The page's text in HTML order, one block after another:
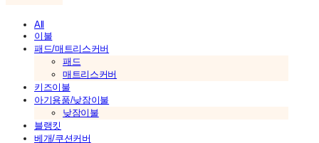
All
이불
패드/매트리스커버
패드
매트리스커버
키즈이불
아기용품/낮잠이불
낮잠이불
블랭킷
베개/쿠션커버